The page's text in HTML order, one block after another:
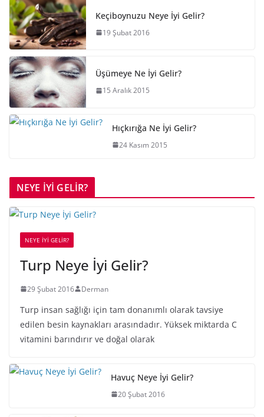
Keçiboynuzu Neye İyi Gelir?
19 Şubat 2016
Üşümeye Ne İyi Gelir?
15 Aralık 2015
Hıçkırığa Ne İyi Gelir?
24 Kasım 2015
NEYE İYİ GELİR?
NEYE İYİ GELİR?
Turp Neye İyi Gelir?
29 Şubat 2016 Derman
Turp insan sağlığı için tam donanımlı olarak tavsiye
edilen besin kaynakları arasındadır. Yüksek miktarda C
vitamini barındırır ve doğal olarak
Havuç Neye İyi Gelir?
20 Şubat 2016